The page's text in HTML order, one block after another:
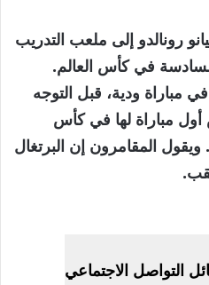
رونالدو إلى ملعب التدريب
في كأس العالم.
مباراة ودية، قبل التوجه
أول مباراة لها في كأس
حزيران. ويقول المقامرون إن البرتغال
التواصل الاجتماعي